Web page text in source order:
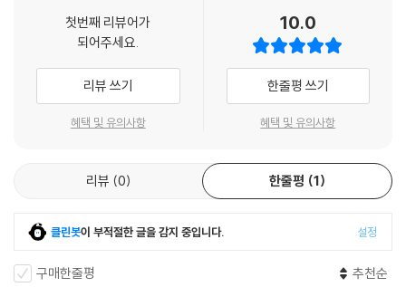
첫번째 리뷰어가
되어주세요.
리뷰 쓰기
혜택 및 유의사항
10.0
한줄평 쓰기
혜택 및 유의사항
리뷰 0 한줄평 1
클린봇이 부적절한 글을 감지 중입니다. 설정
구매한줄평 추천순